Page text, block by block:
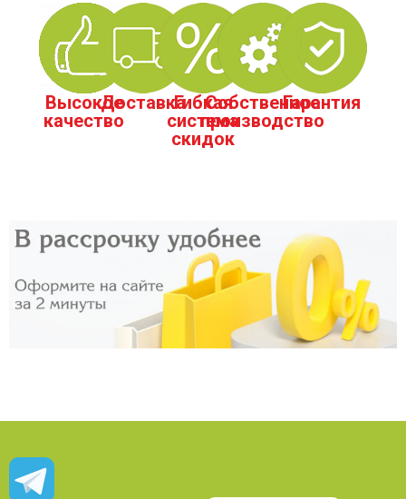
Высокое
качество
ДоставкаГибкая
система
скидок
Собственное
производство
Гарантия